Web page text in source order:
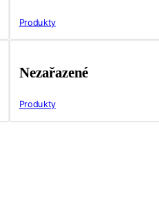
Produkty
Nezařazené
Produkty